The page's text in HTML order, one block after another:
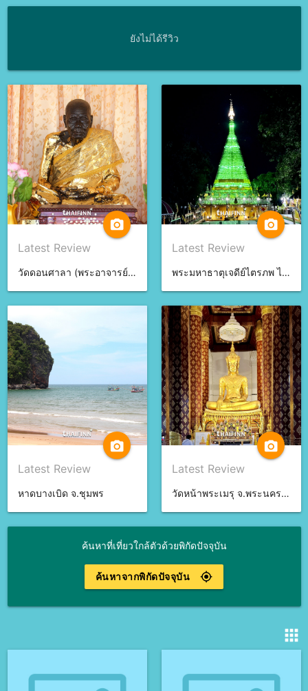
ยังไม่ได้รีวิว
camera_alt
Latest Review
วัดดอนศาลา (พระอาจารย์นำ) จ.พัทลุง
camera_alt
Latest Review
พระมหาธาตุเจดีย์ไตรภพ ไตรมงคล จ.สงขลา
camera_alt
Latest Review
หาดบางเบิด จ.ชุมพร
camera_alt
Latest Review
วัดหน้าพระเมรุ จ.พระนครศรีอยุธยา
ค้นหาที่เที่ยวใกล้ตัวด้วยพิกัดปัจจุบัน
gps_fixed
ค้นหาจากพิกัดปัจจุบัน
apps